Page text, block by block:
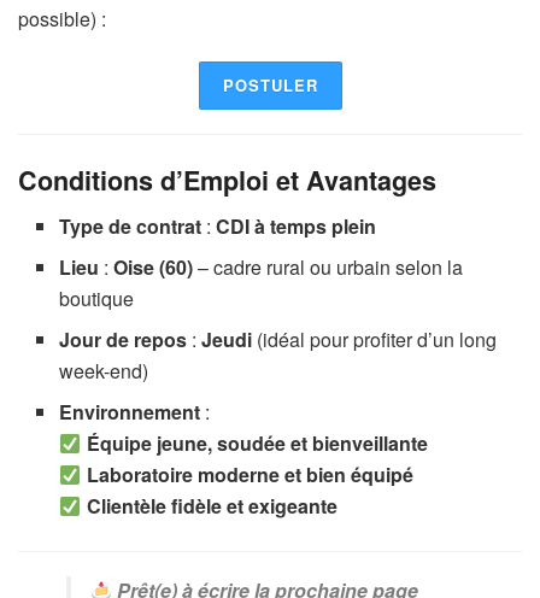
possible) :
POSTULER
Conditions d’Emploi et Avantages
Type de contrat :CDI à temps plein
Lieu :Oise (60)– cadre rural ou urbain selon la
boutique
Jour de repos :Jeudi (idéal pour profiter d’un long
week-end)
Environnement :
Équipe jeune, soudée et bienveillante
Laboratoire moderne et bien équipé
Clientèle fidèle et exigeante
Prêt(e) à écrire la prochaine page